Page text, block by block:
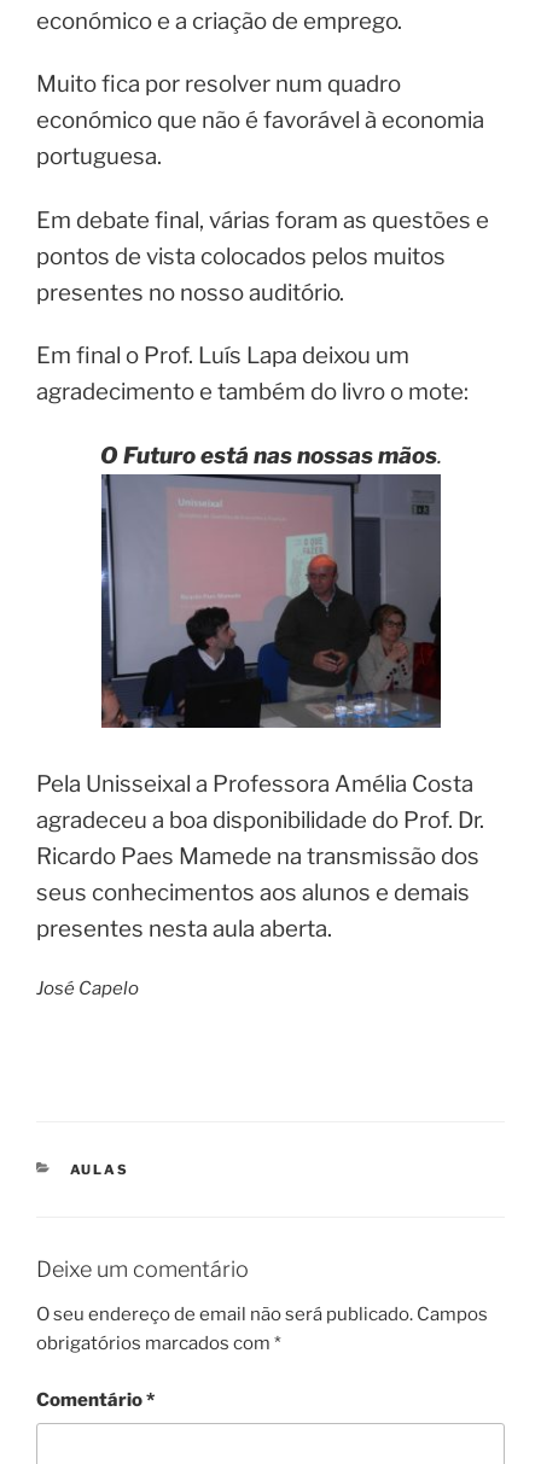
económico e a criação de emprego.
Muito fica por resolver num quadro
económico que não é favorável à economia
portuguesa.
Em debate final, várias foram as questões e
pontos de vista colocados pelos muitos
presentes no nosso auditório.
Em final o Prof. Luís Lapa deixou um
agradecimento e também do livro o mote:
O Futuro está nas nossas mãos.
Pela Unisseixal a Professora Amélia Costa
agradeceu a boa disponibilidade do Prof. Dr.
Ricardo Paes Mamede na transmissão dos
seus conhecimentos aos alunos e demais
presentes nesta aula aberta.
José Capelo
CATEGORIAS
AULAS
Deixe um comentário
O seu endereço de email não será publicado. Campos
obrigatórios marcados com *
Comentário*